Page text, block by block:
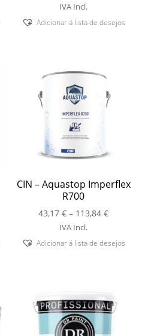
6,77 €
through
IVA Incl.
Adicionar á lista de desejos
CIN – Aquastop Imperflex
R700
43,17€ – 113,84€Price
through
IVA Incl.
Adicionar á lista de desejos